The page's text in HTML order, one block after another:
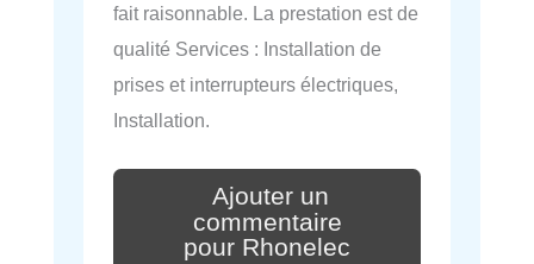
fait raisonnable. La prestation est de
qualité Services : Installation de
prises et interrupteurs électriques,
Installation.
Ajouter un
commentaire
pour Rhonelec